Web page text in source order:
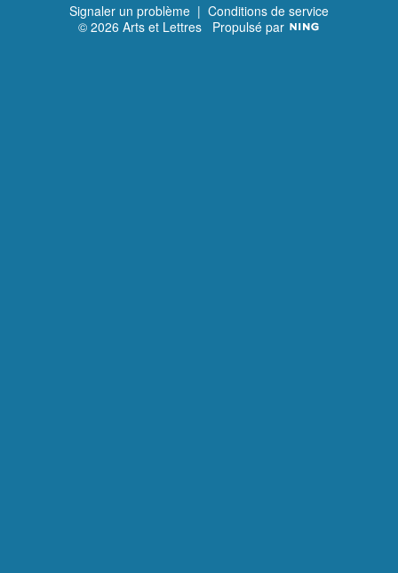
Signaler un problème | Conditions de service
© 2026 Arts et Lettres Propulsé par